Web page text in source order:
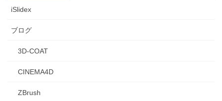
iSlidex
ブログ
3D-COAT
CINEMA4D
ZBrush